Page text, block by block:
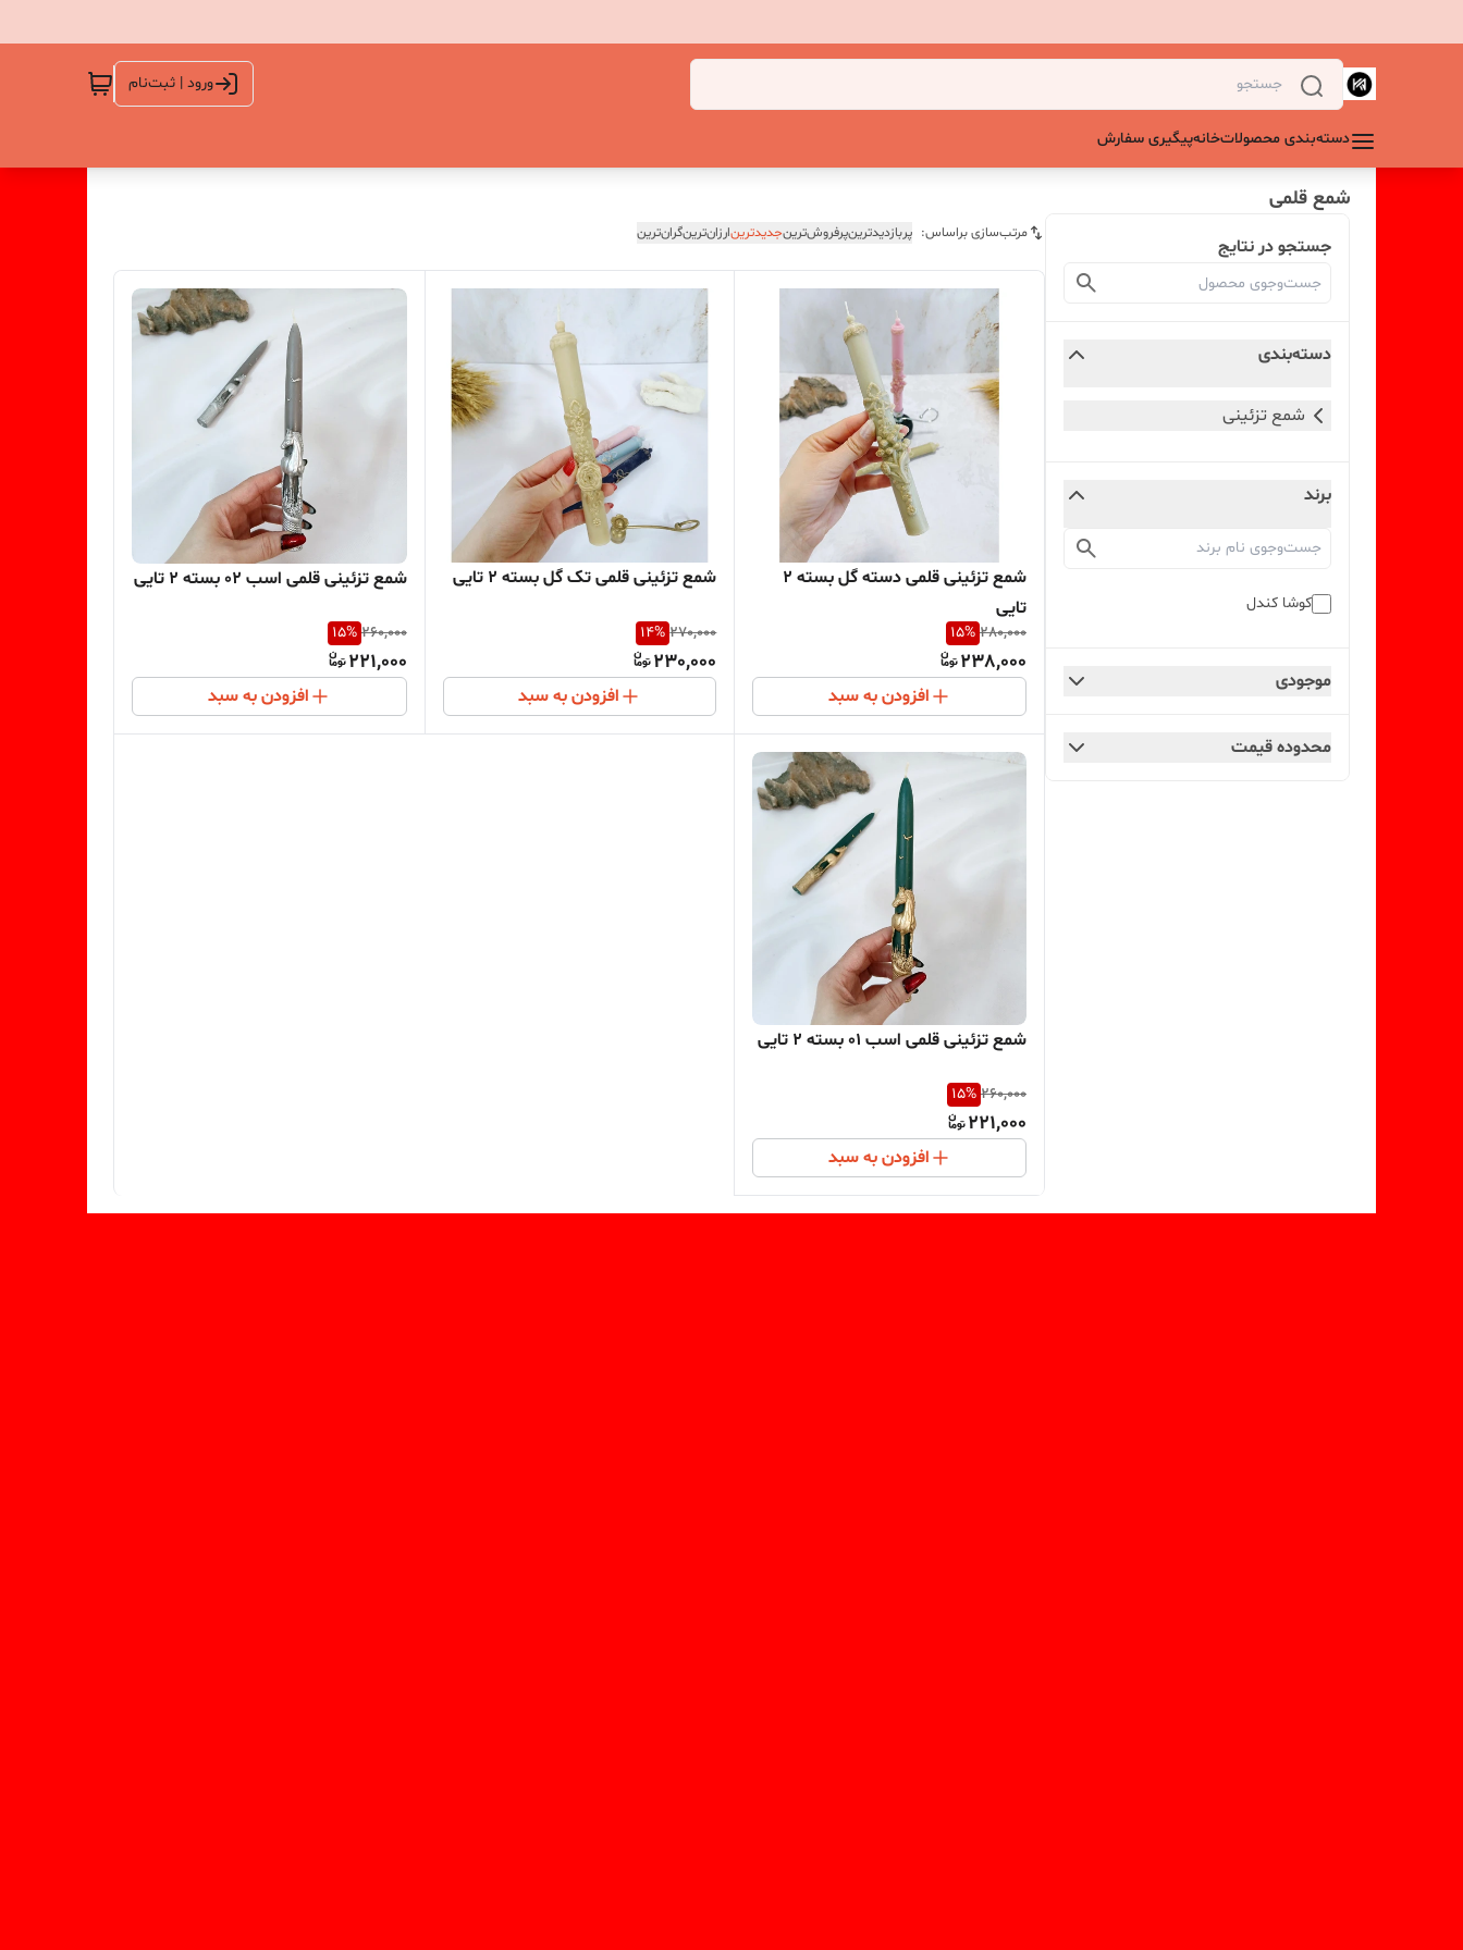
ورود | ثبت‌نام
دسته‌بندی محصولاتخانهپیگیری سفارش
شمع قلمی
جستجو در نتایج
دسته‌بندی
شمع تزئینی
برند
کوشا کندل
موجودی
محدوده قیمت
مرتب‌سازی براساس: پربازدیدترینپرفروش‌ترینجدیدترینارزان‌ترینگران‌ترین
شمع تزئینی قلمی دسته گل بسته 2
تایی
280,000
15%
238,000
افزودن به سبد
شمع تزئینی قلمی تک گل بسته 2 تایی
270,000
14%
230,000
افزودن به سبد
شمع تزئینی قلمی اسب 02 بسته 2 تایی
260,000
15%
221,000
افزودن به سبد
شمع تزئینی قلمی اسب 01 بسته 2 تایی
260,000
15%
221,000
افزودن به سبد